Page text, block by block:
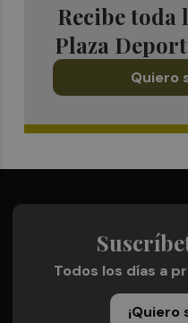
Recibe toda
Plaza
Quiero
Todos los días a